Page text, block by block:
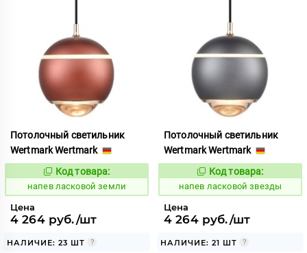
Потолочный светильник
Wertmark Wertmark
Код:
1083405
Код товара:
напев ласковой земли
Цена
4 264 руб./шт
НАЛИЧИЕ: 23 ШТ
Потолочный светильник
Wertmark Wertmark
Код:
1083404
Код товара:
напев ласковой звезды
Цена
4 264 руб./шт
НАЛИЧИЕ: 21 ШТ